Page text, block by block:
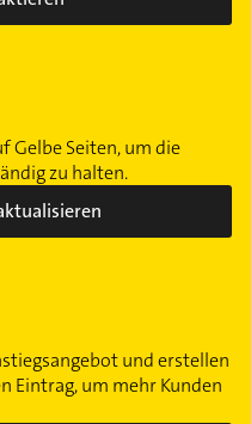
Gelbe Seiten, um die
zu halten.
und erstellen
Eintrag, um mehr Kunden